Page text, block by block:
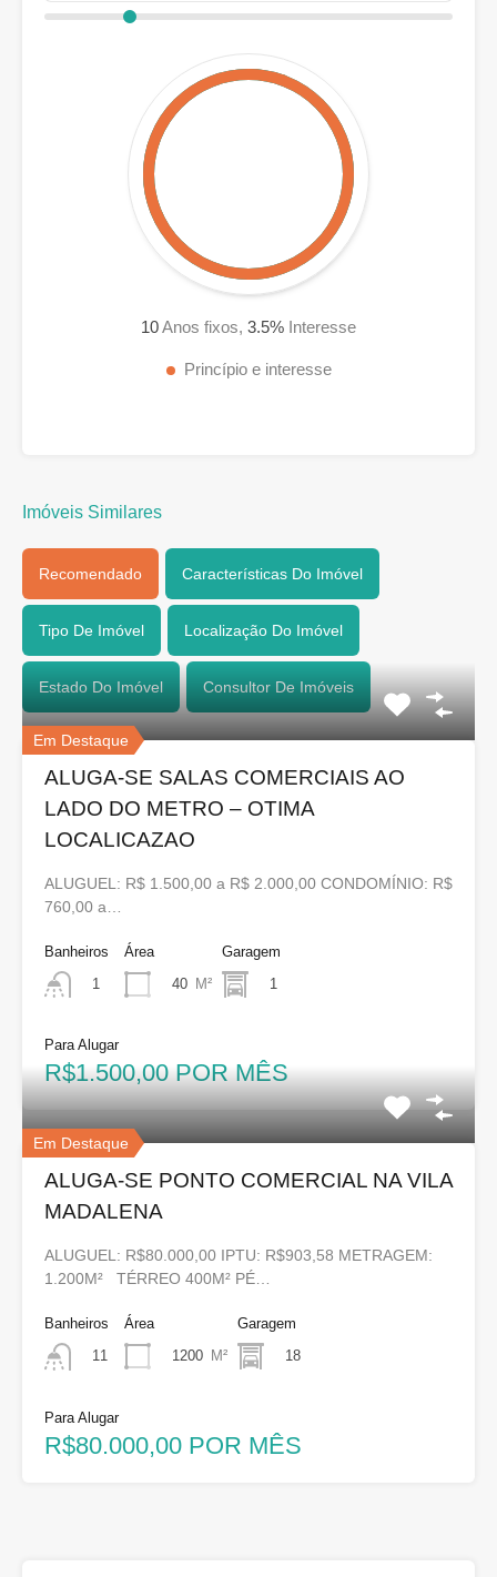
10Anos fixos, 3.5% Interesse
Princípio e interesse
Imóveis Similares
Recomendado Características Do Imóvel
Tipo De Imóvel Localização Do Imóvel
Estado Do Imóvel Consultor De Imóveis
Em Destaque
ALUGA-SE SALAS COMERCIAIS AO
LADO DO METRO – OTIMA
LOCALICAZAO
ALUGUEL: R$ 1.500,00 a R$ 2.000,00 CONDOMÍNIO: R$
760,00 a…
Banheiros
1
Área
40 M²
Garagem
1
Para Alugar
R$1.500,00 POR MÊS
Em Destaque
ALUGA-SE PONTO COMERCIAL NA VILA
MADALENA
ALUGUEL: R$80.000,00 IPTU: R$903,58 METRAGEM:
1.200M² TÉRREO 400M² PÉ…
Banheiros
11
Área
1200 M²
Garagem
18
Para Alugar
R$80.000,00 POR MÊS